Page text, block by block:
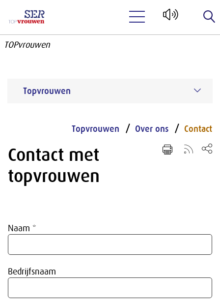
Naar hoofdinhoud
TOPvrouwen
Topvrouwen
Topvrouwen Over ons Contact
Contact met
topvrouwen
Naam *
Bedrijfsnaam